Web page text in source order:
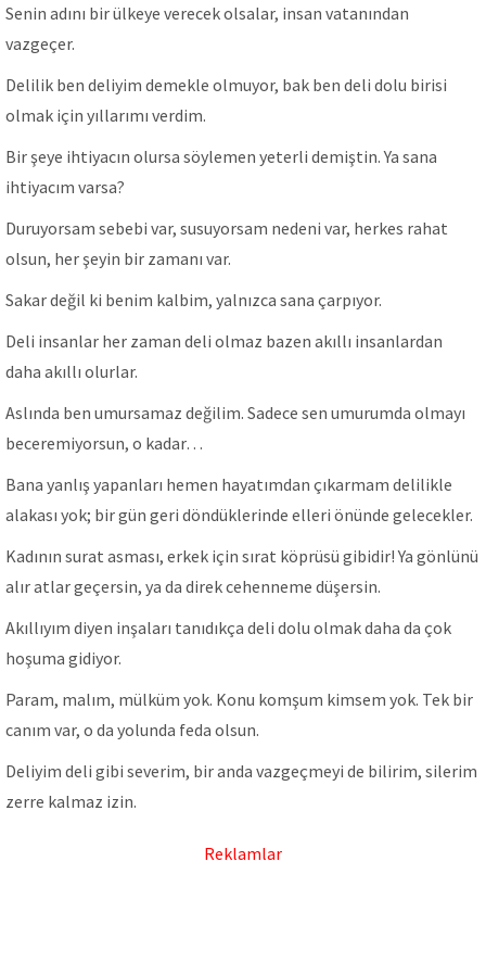
Senin adını bir ülkeye verecek olsalar, insan vatanından
vazgeçer.
Delilik ben deliyim demekle olmuyor, bak ben deli dolu birisi
olmak için yıllarımı verdim.
Bir şeye ihtiyacın olursa söylemen yeterli demiştin. Ya sana
ihtiyacım varsa?
Duruyorsam sebebi var, susuyorsam nedeni var, herkes rahat
olsun, her şeyin bir zamanı var.
Sakar değil ki benim kalbim, yalnızca sana çarpıyor.
Deli insanlar her zaman deli olmaz bazen akıllı insanlardan
daha akıllı olurlar.
Aslında ben umursamaz değilim. Sadece sen umurumda olmayı
beceremiyorsun, o kadar…
Bana yanlış yapanları hemen hayatımdan çıkarmam delilikle
alakası yok; bir gün geri döndüklerinde elleri önünde gelecekler.
Kadının surat asması, erkek için sırat köprüsü gibidir! Ya gönlünü
alır atlar geçersin, ya da direk cehenneme düşersin.
Akıllıyım diyen inşaları tanıdıkça deli dolu olmak daha da çok
hoşuma gidiyor.
Param, malım, mülküm yok. Konu komşum kimsem yok. Tek bir
canım var, o da yolunda feda olsun.
Deliyim deli gibi severim, bir anda vazgeçmeyi de bilirim, silerim
zerre kalmaz izin.
Reklamlar